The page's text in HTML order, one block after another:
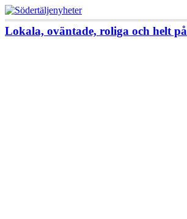
Lokala, oväntade, roliga och helt